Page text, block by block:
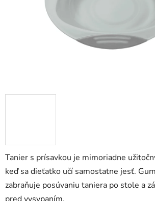
Tanier s prísavkou je mimoriadne
keď sa dieťatko učí samostatne jesť.
zabraňuje posúvaniu taniera po stole a